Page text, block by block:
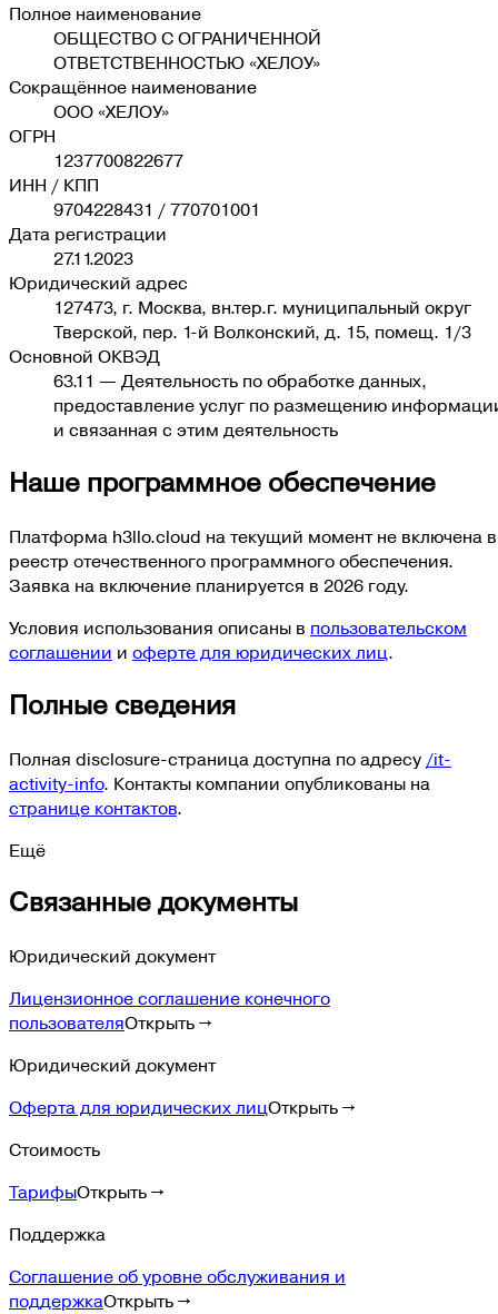
Полное наименование
ОБЩЕСТВО С ОГРАНИЧЕННОЙ
ОТВЕТСТВЕННОСТЬЮ «ХЕЛОУ»
Сокращённое наименование
ООО «ХЕЛОУ»
ОГРН
1237700822677
ИНН / КПП
9704228431 /770701001
Дата регистрации
27.11.2023
Юридический адрес
127473, г. Москва, вн.тер.г. муниципальный округ
Тверской, пер. 1-й Волконский, д. 15, помещ. 1/3
Основной ОКВЭД
63.11 — Деятельность по обработке данных,
предоставление услуг по размещению
и связанная с этим деятельность
Наше программное обеспечение
Платформа h3llo.cloud на текущий момент не включена в
реестр отечественного программного обеспечения.
Заявка на включение планируется в 2026 году.
Условия использования описаны в пользовательском
соглашении и оферте для юридических лиц.
Полные сведения
Полная disclosure-страница доступна по адресу /it-
activity-info. Контакты компании опубликованы на
странице контактов.
Ещё
Связанные документы
Юридический документ
Лицензионное соглашение конечного
пользователяОткрыть →
Юридический документ
Оферта для юридических лицОткрыть →
Стоимость
ТарифыОткрыть →
Поддержка
Соглашение об уровне обслуживания и
поддержкаОткрыть →